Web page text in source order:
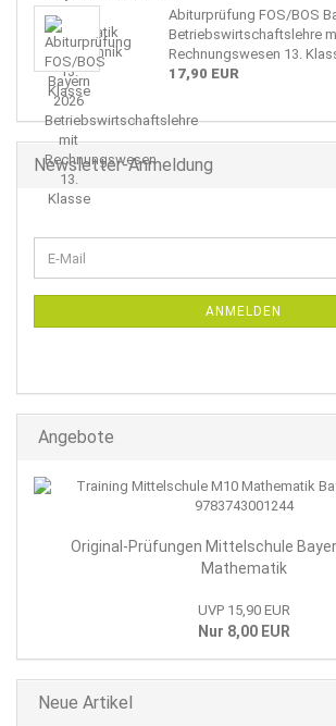
Abiturprüfung FOS/BOS
Betriebswirtschaftslehre
Rechnungswesen 13.
17,90 EUR
Newsletter-Anmeldung
ZUR
E-
Mail
ANMELDEN
Angebote
Original-Prüfungen Mittelschule
Mathematik
UVP 15,90 EUR
Nur 8,00 EUR
Neue Artikel